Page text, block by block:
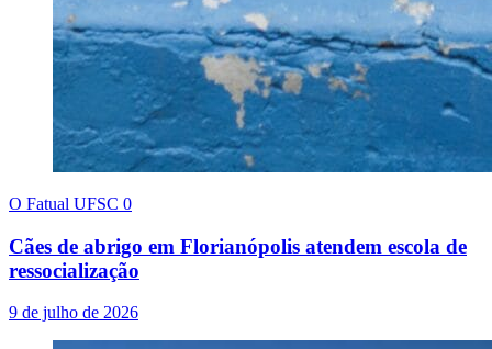
O Fatual UFSC 0
Cães de abrigo em Florianópolis atendem escola de
ressocialização
9 de julho de 2026